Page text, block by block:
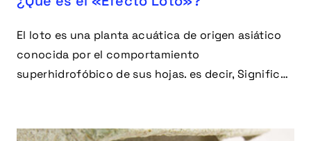
El loto es una planta acuática de origen asiático
conocida por el comportamiento
superhidrofóbico de sus hojas. es decir, Significa